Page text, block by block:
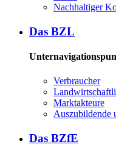
Nach­hal­ti­ger
Das BZL
Ver­brau­cher
Mark­tak­teu­re
Aus­zu­bil­den­de
Das BZ­fE